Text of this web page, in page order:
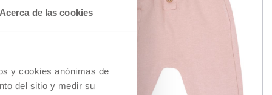
de las cookies
y cookies anónimas de
del sitio y medir su